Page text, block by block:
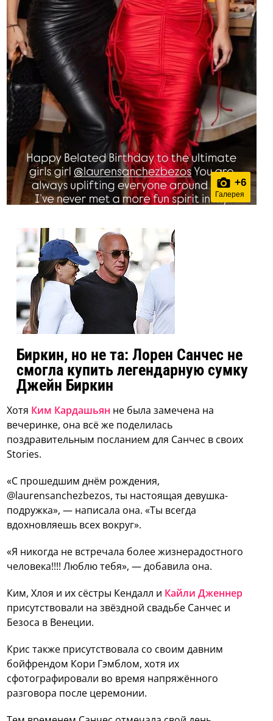
+6
Галерея
Биркин, но не та: Лорен Санчес не
смогла купить легендарную сумку
Джейн Биркин
Хотя Ким Кардашьян не была замечена на
вечеринке, она всё же поделилась
поздравительным посланием для Санчес в своих
Stories.
«С прошедшим днём рождения,
@laurensanchezbezos, ты настоящая девушка-
подружка», — написала она. «Ты всегда
вдохновляешь всех вокруг».
«Я никогда не встречала более жизнерадостного
человека!!!! Люблю тебя», — добавила она.
Ким, Хлоя и их сёстры Кендалл и Кайли Дженнер
присутствовали на звёздной свадьбе Санчес и
Безоса в Венеции.
Крис также присутствовала со своим давним
бойфрендом Кори Гэмблом, хотя их
сфотографировали во время напряжённого
разговора после церемонии.